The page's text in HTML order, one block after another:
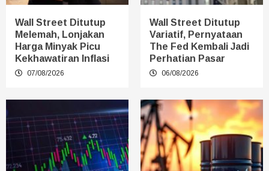
Wall Street Ditutup
Melemah, Lonjakan
Harga Minyak Picu
Kekhawatiran Inflasi
07/08/2026
Wall Street Ditutup
Variatif, Pernyataan
The Fed Kembali Jadi
Perhatian Pasar
06/08/2026